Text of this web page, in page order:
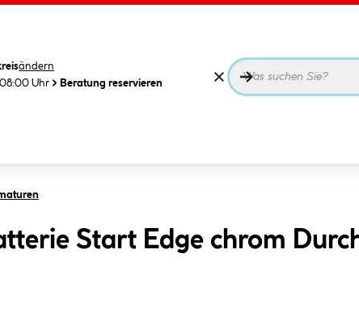
ändern
Uhr
Beratung reservieren
Start Edge chrom